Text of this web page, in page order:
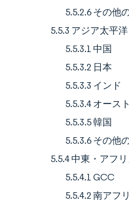
5.5.2.6 その他
5.5.3 アジア太平洋
5.5.3.1 中国
5.5.3.2 日本
5.5.3.3 インド
5.5.3.4 オース
5.5.3.5 韓国
5.5.3.6 その他
5.5.4 中東・アフリ
5.5.4.1 GCC
5.5.4.2 南アフ